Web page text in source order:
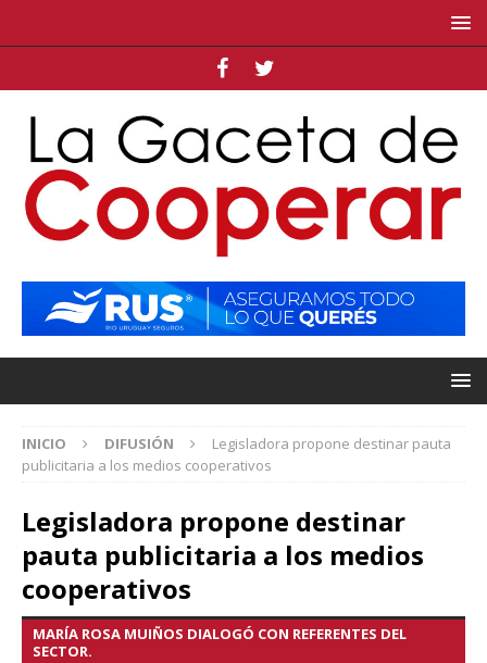
INICIO DIFUSIÓN
Legisladora propone destinar pauta
publicitaria a los medios cooperativos
Legisladora propone destinar
pauta publicitaria a los medios
cooperativos
MARÍA ROSA MUIÑOS DIALOGÓ CON REFERENTES DEL
SECTOR.